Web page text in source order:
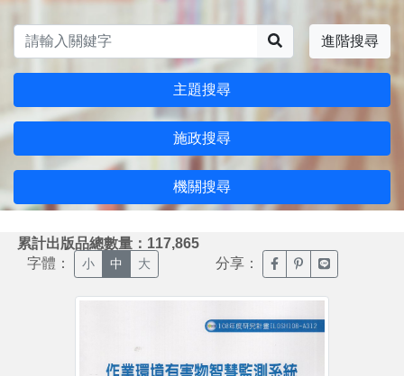
進階搜尋
主題搜尋
施政搜尋
機關搜尋
累計出版品總數量：117,865
字體： 小 中 大 分享： 臉書分享(另開新視窗)
噗浪分享(另開新
Line分享(另